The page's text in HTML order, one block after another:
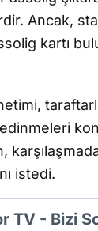
Ancak,
kartı
istedi.
TV - Bizi